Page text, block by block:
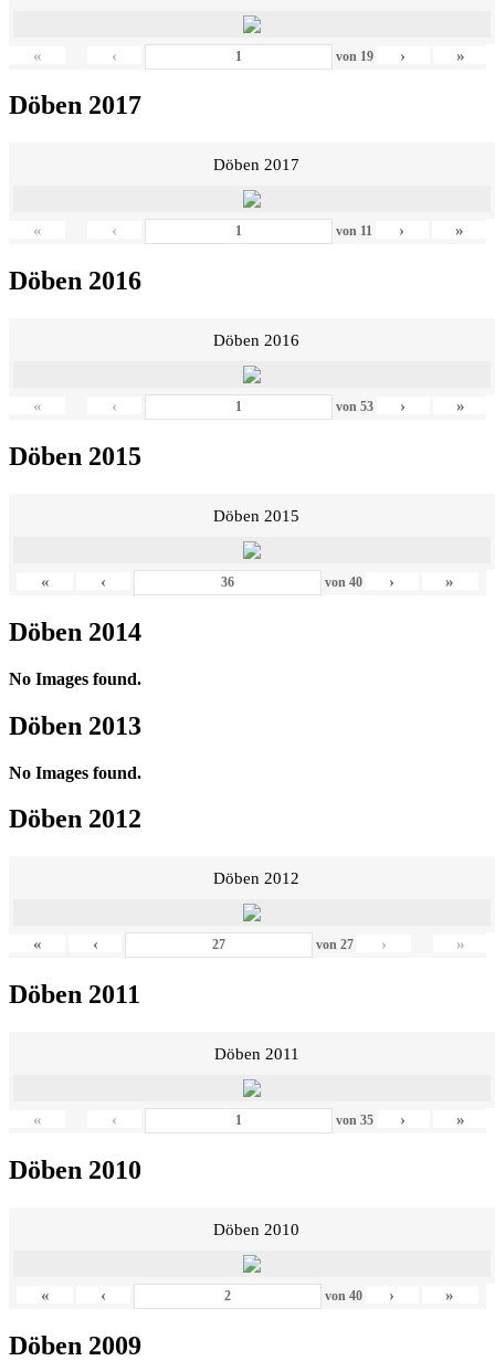
« ‹ von 19 › »
Döben 2017
Döben 2017
« ‹ von 11 › »
Döben 2016
Döben 2016
« ‹ von 53 › »
Döben 2015
Döben 2015
« ‹ von 40 › »
Döben 2014
No Images found.
Döben 2013
No Images found.
Döben 2012
Döben 2012
« ‹ von27 › »
Döben 2011
Döben 2011
« ‹ von 35 › »
Döben 2010
Döben 2010
« ‹ von 40 › »
Döben 2009